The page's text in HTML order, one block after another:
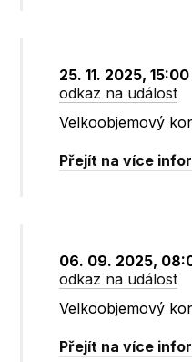
25. 11. 2025,
odkaz na událost
Velkoobjemový
Přejít na více
06. 09. 2025,
odkaz na událost
Velkoobjemový
Přejít na více